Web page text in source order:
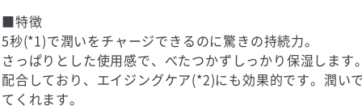
■特徴​
5秒(*1)で潤いをチャージできるのに驚きの持続力。​
さっぱりとした使用感で、べたつかずしっかり保湿しま
配合しており、エイジングケア(*2)にも効果的です。潤い
てくれます。